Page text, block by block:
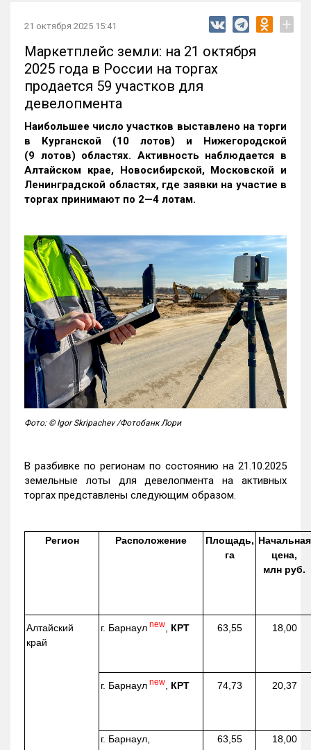
21 октября 2025 15:41 +
Маркетплейс земли: на 21 октября
2025 года в России на торгах
продается 59 участков для
девелопмента
Наибольшее число участков выставлено на торги
в Курганской (10 лотов) и Нижегородской
(9 лотов) областях. Активность наблюдается в
Алтайском крае, Новосибирской, Московской и
Ленинградской областях, где заявки на участие в
торгах принимают по 2—4 лотам.
Фото: © Igor Skripachev /Фотобанк Лори
В разбивке по регионам по состоянию на 21.10.2025
земельные лоты для девелопмента на активных
торгах представлены следующим образом.
Регион Расположение
Площадь,
га
Начальная
цена,
млн руб.
Алтайский
край
г. Барнаул new КРТ 63,55 18,00
г. Барнаул new КРТ 74,73 20,37
г. Барнаул,
63,55 18,00